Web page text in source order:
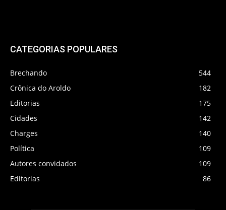
CATEGORIAS POPULARES
Brechando
544
Crônica do Aroldo
182
Editorias
175
Cidades
142
Charges
140
Política
109
Autores convidados
109
Editorias
86